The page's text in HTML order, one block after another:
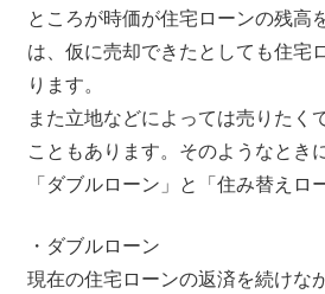
ところが時価が住宅ローンの残高
は、仮に売却できたとしても住宅
ります。
また立地などによっては売りたく
こともあります。そのようなとき
「ダブルローン」と「住み替えロ
・ダブルローン
現在の住宅ローンの返済を続けな